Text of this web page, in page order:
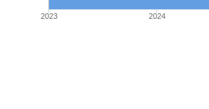
2023 2024